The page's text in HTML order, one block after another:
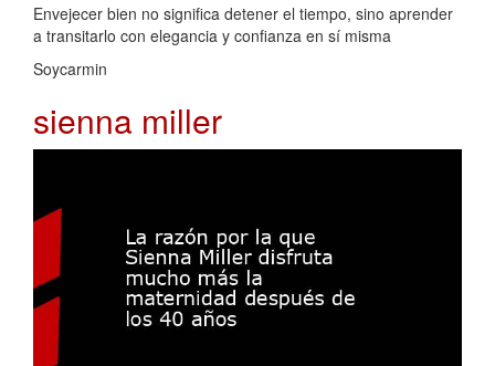
Envejecer bien no significa detener el tiempo, sino aprender
a transitarlo con elegancia y confianza en sí misma
Soycarmin
sienna miller